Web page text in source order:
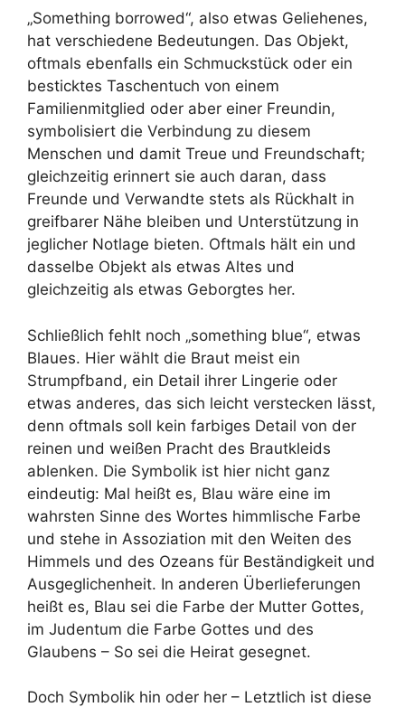
„Something borrowed“, also etwas Geliehenes,
hat verschiedene Bedeutungen. Das Objekt,
oftmals ebenfalls ein Schmuckstück oder ein
besticktes Taschentuch von einem
Familienmitglied oder aber einer Freundin,
symbolisiert die Verbindung zu diesem
Menschen und damit Treue und Freundschaft;
gleichzeitig erinnert sie auch daran, dass
Freunde und Verwandte stets als Rückhalt in
greifbarer Nähe bleiben und Unterstützung in
jeglicher Notlage bieten. Oftmals hält ein und
dasselbe Objekt als etwas Altes und
gleichzeitig als etwas Geborgtes her.
Schließlich fehlt noch „something blue“, etwas
Blaues. Hier wählt die Braut meist ein
Strumpfband, ein Detail ihrer Lingerie oder
etwas anderes, das sich leicht verstecken lässt,
denn oftmals soll kein farbiges Detail von der
reinen und weißen Pracht des Brautkleids
ablenken. Die Symbolik ist hier nicht ganz
eindeutig: Mal heißt es, Blau wäre eine im
wahrsten Sinne des Wortes himmlische Farbe
und stehe in Assoziation mit den Weiten des
Himmels und des Ozeans für Beständigkeit und
Ausgeglichenheit. In anderen Überlieferungen
heißt es, Blau sei die Farbe der Mutter Gottes,
im Judentum die Farbe Gottes und des
Glaubens – So sei die Heirat gesegnet.
Doch Symbolik hin oder her – Letztlich ist diese